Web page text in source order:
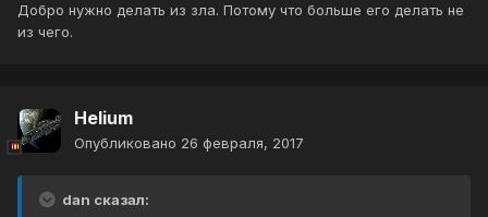
Добро нужно делать из зла. Потому что больше его делать не
из чего.
Helium
Опубликовано 26 февраля, 2017
dan сказал: